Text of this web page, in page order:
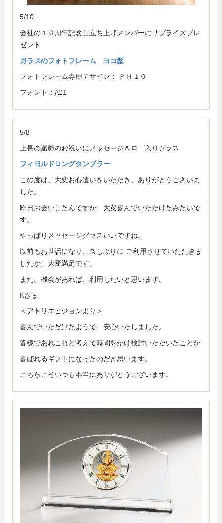
5/10
会社の１０周年記念し立ち上げメンバーにサプライズプレ
ゼント
ガラスのフォトフレーム ヨコ型
フォトフレーム専用デザイン： ＰＨ１０
フォント：A21
5/8
上長の退職のお祝いにメッセージ＆ロゴ入りグラス
フィヨルドロングタンブラー
この度は、大変お心遣いをいただき、ありがとうございま
した。
昨日お会いしたんですが、大変喜んでいただけたみたいで
す。
やっぱりメッセージグラスいいですね。
以前もお世話になり、久しぶりに ご利用させていただきま
したが、大変満足です。
また、機会があれば、利用したいと思います。
Kさま
＜アトリエピジョンより＞
喜んでいただけたようで、安心いたしました。
皆様であれこれと考えて時間をかけ検討いただいたことが
喜ばれるギフトになったのだと思います。
こちらこそいつも本当にありがとうございます。